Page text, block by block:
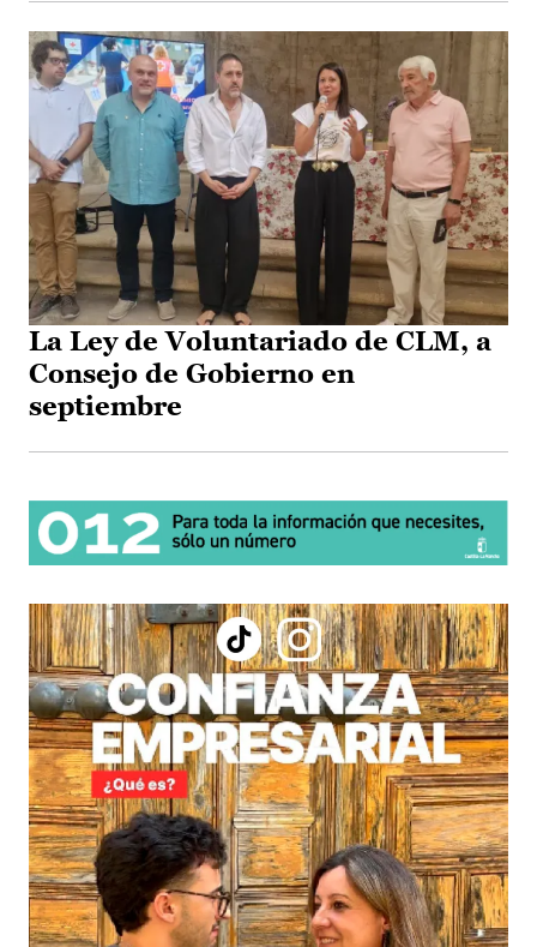
La Ley de Voluntariado de CLM, a
Consejo de Gobierno en
septiembre